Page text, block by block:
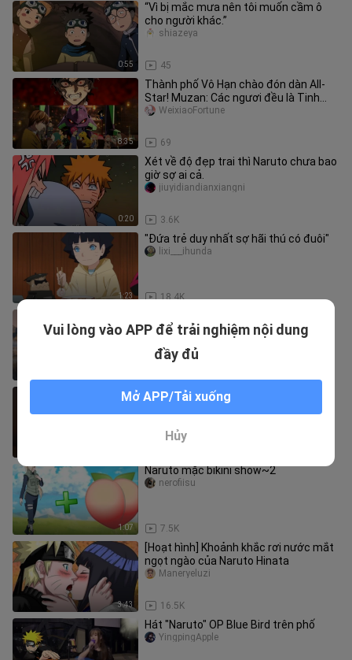
0:55
“Vì bị mắc mưa nên tôi muốn cầm ô
cho người khác.”
45
shiazeya
8:35
Thành phố Vô Hạn chào đón dàn All-
Star! Muzan: Các ngươi đều là Tinh
Thạch nào vậy?!
69
WeixiaoFortune
0:20
Xét về độ đẹp trai thì Naruto chưa bao
giờ sợ ai cả.
3.6K
jiuyidiandianxiangni
1:23
"Đứa trẻ duy nhất sợ hãi thú có đuôi"
18.4K
lixi___ihunda
vậy? Sao không lạy hai cái cho Hàn lão
Tsunade vẫn còn hương vị
1:07
Naruto mặc bikini show~2
7.5K
nerofiisu
3:43
[Hoạt hình] Khoảnh khắc rơi nước mắt
ngọt ngào của Naruto Hinata
16.5K
Maneryeluzi
Hát "Naruto" OP Blue Bird trên phố
YingpingApple
Vui lòng vào APP để trải nghiệm nội dung
đầy đủ
Mở APP/Tải xuống
Hủy